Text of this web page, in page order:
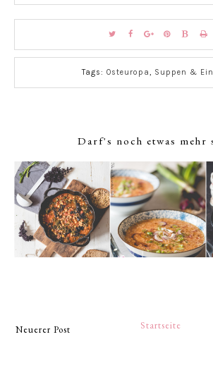
Tags: Osteuropa, Suppen &
Darf's noch etwas mehr
Neuerer Post Startseite